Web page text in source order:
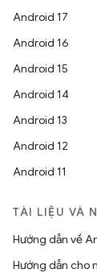
Android 17
Android 16
Android 15
Android 14
Android 13
Android 12
Android 11
TÀI LIỆU VÀ
Hướng dẫn về
Hướng dẫn cho